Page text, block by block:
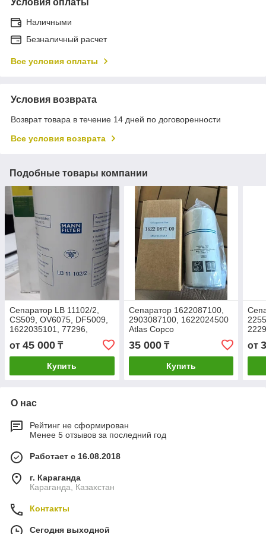
Наличными
Безналичный расчет
Все условия оплаты
Условия возврата
Возврат товара в течение 14 дней по договоренности
Все условия возврата
Подобные товары компании
Сепаратор LB 11102/2,
CS509, OV6075, DF5009,
1622035101, 77296,
9057426, 640552,
57211102, СР4/1,
1311127500
от 45 000 ₸
Купить
Сепаратор 1622087100,
2903087100, 1622024500
Atlas Copco
35 000₸
Купить
от
О нас
Рейтинг не сформирован
Менее 5 отзывов за последний год
Работает с 16.08.2018
г. Караганда
Караганда, Казахстан
Контакты
Сегодня выходной